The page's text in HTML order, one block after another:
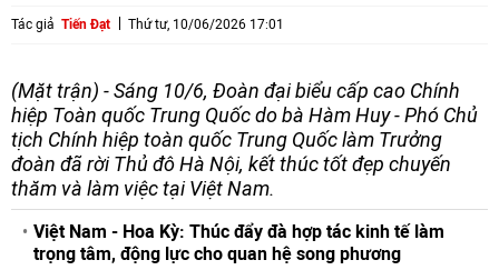
Tác giả Tiến Đạt Thứ tư, 10/06/2026 17:01
(Mặt trận) - Sáng 10/6, Đoàn đại biểu cấp cao Chính
hiệp Toàn quốc Trung Quốc do bà Hàm Huy - Phó Chủ
tịch Chính hiệp toàn quốc Trung Quốc làm Trưởng
đoàn đã rời Thủ đô Hà Nội, kết thúc tốt đẹp chuyến
thăm và làm việc tại Việt Nam.
Việt Nam - Hoa Kỳ: Thúc đẩy đà hợp tác kinh tế làm
trọng tâm, động lực cho quan hệ song phương